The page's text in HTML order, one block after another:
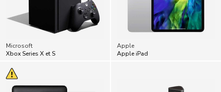
Microsoft
Xbox Series X et S
Apple
Apple iPad